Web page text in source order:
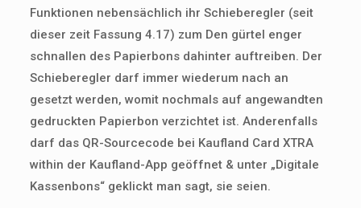
Funktionen nebensächlich ihr Schieberegler (seit
dieser zeit Fassung 4.17) zum Den gürtel enger
schnallen des Papierbons dahinter auftreiben. Der
Schieberegler darf immer wiederum nach an
gesetzt werden, womit nochmals auf angewandten
gedruckten Papierbon verzichtet ist. Anderenfalls
darf das QR-Sourcecode bei Kaufland Card XTRA
within der Kaufland-App geöffnet & unter „Digitale
Kassenbons“ geklickt man sagt, sie seien.